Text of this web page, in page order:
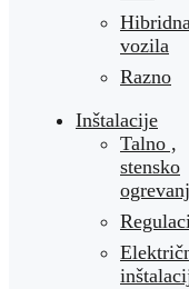
vozila
Razno
Inštalacije
Talno ,
stensko